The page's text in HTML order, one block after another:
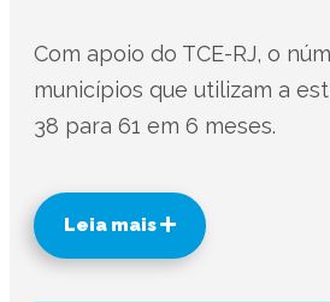
Com apoio do TCE-RJ, o
municípios que utilizam a
38 para 61 em 6 meses.
Leia mais